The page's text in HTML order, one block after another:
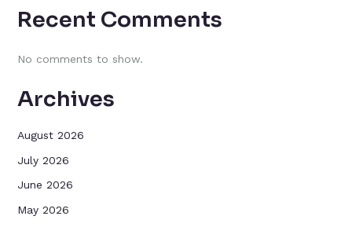
Recent Comments
No comments to show.
Archives
August 2026
July 2026
June 2026
May 2026